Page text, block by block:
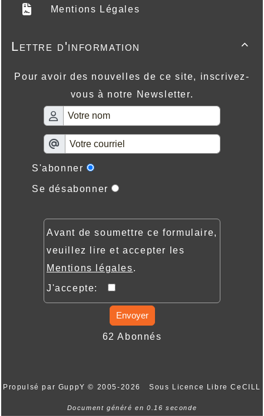
Mentions Légales

Lettre d'information
Pour avoir des nouvelles de ce site, inscrivez-
vous à notre Newsletter.
S'abonner
Se désabonner
Avant de soumettre ce formulaire,
veuillez lire et accepter les
Mentions légales.
J'accepte:
Envoyer
62 Abonnés
Propulsé par GuppY© 2005-2026 Sous Licence Libre CeCILL
Document généré en 0.16 seconde